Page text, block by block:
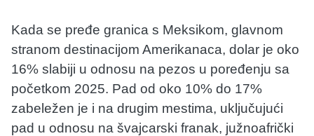
Kada se pređe granica s Meksikom, glavnom
stranom destinacijom Amerikanaca, dolar je oko
16% slabiji u odnosu na pezos u poređenju sa
početkom 2025. Pad od oko 10% do 17%
zabeležen je i na drugim mestima, uključujući
pad u odnosu na švajcarski franak, južnoafrički